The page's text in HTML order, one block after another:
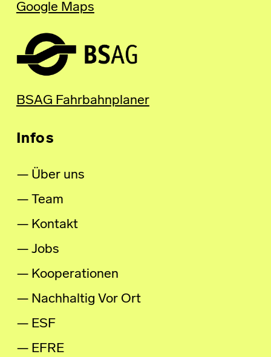
Google Maps
BSAG Fahrbahnplaner
Infos
Über uns
Team
Kontakt
Jobs
Kooperationen
Nachhaltig Vor Ort
ESF
EFRE